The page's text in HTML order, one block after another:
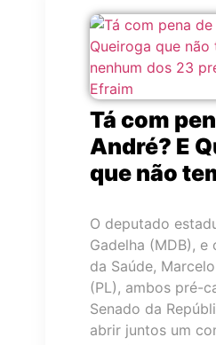
Tá com
André? E
que não
O deputado
Gadelha (MDB),
da Saúde,
(PL), ambos pré-
Senado da
abrir juntos um